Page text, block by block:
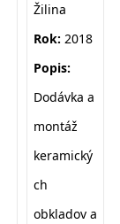
Žilina
Rok: 2018
Popis:
Dodávka a
montáž
keramický
ch
obkladov a